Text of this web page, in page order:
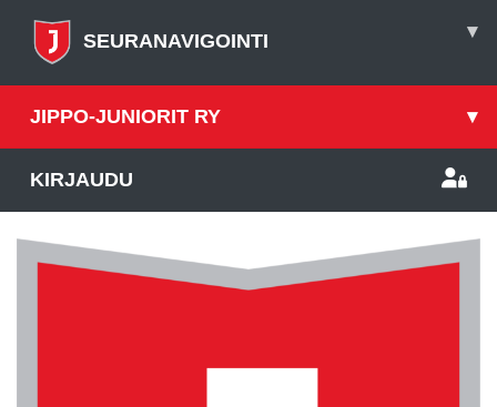
SEURANAVIGOINTI ▾
JIPPO-JUNIORIT RY ▾
KIRJAUDU